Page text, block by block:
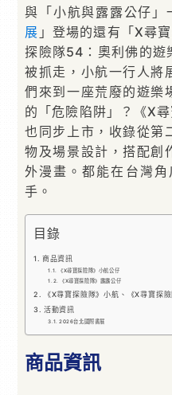
與「小航與露露公仔
展 」登場的還有「X尋
探險隊54：奧利佛的遊
被抓走，小航一行人將
們來到一座荒廢的遊樂
的「危險陷阱」？《X
也同步上市，收錄從第
物及場景設計，搭配創
外漫畫。都能在台灣
手。
目錄
商品資訊
《X尋寶探險隊》小航公仔
《X尋寶探險隊》露露公仔
《X尋寶探險隊》小航、《X尋寶探
活動資訊
2026台北國際書展
商品資訊